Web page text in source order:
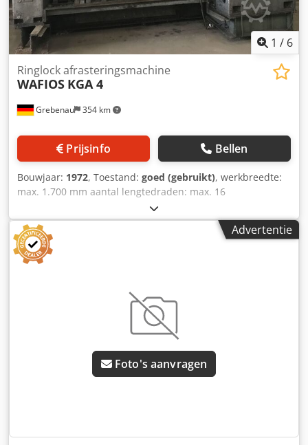
1 / 6
Grebenau 354 km
Ringlock afrasteringsmachine
WAFIOS KGA 4
Prijsinfo Bellen
Bouwjaar: 1972, Toestand: goed (gebruikt), werkbreedte:
max. 1.700 mm aantal lengtedraden: max. 16
draaddiameter lengtedraden: 2,5 - 3,25 mm
draaddiameter randdraden: max. 3,25 mm Crodpfx Aijg
Ryvwjyjf draaddiameter knoestdraden: max. 3,2 mmAdvertentie
Foto's aanvragen